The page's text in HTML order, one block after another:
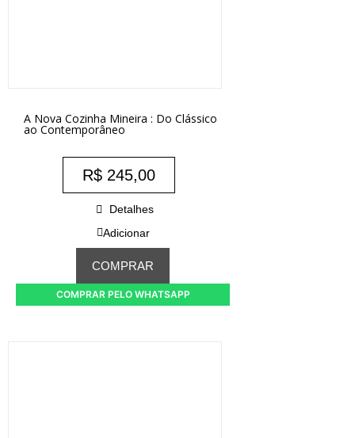
A Nova Cozinha Mineira : Do Clássico
ao Contemporâneo
R$ 245,00
Detalhes
Adicionar
COMPRAR
COMPRAR PELO WHATSAPP